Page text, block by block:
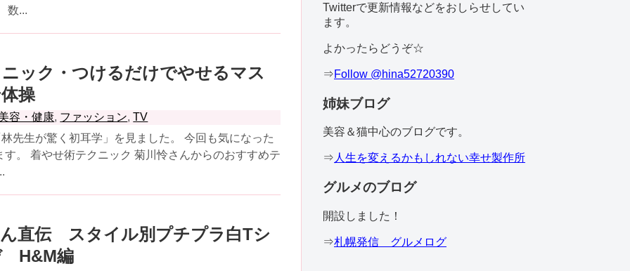
数...
ック・つけるだけでやせるマス
操
容・健康, ファッション,TV
先生が驚く初耳学」を見ました。 今回も気になった
す。 着やせ術テクニック 菊川怜さんからのおすすめテ
直伝 スタイル別プチプラ白Tシ
H&M編
Twitterで更新情報などをおしらせしてい
ます。
よかったらどうぞ☆
⇒Follow @hina52720390
姉妹ブログ
美容＆猫中心のブログです。
⇒ 人生を変えるかもしれない幸せ製作所
グルメのブログ
開設しました！
⇒札幌発信 グルメログ